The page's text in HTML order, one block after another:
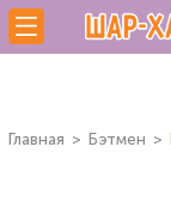
Главная Бэтмен